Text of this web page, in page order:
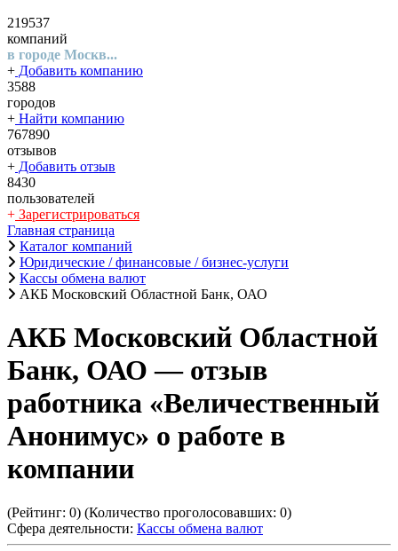
219537
компаний
в городе Москв...
+ Добавить компанию
3588
городов
+ Найти компанию
767890
отзывов
+ Добавить отзыв
8430
пользователей
+ Зарегистрироваться
Главная страница
Каталог компаний
Юридические / финансовые / бизнес-услуги
Кассы обмена валют
АКБ Московский Областной Банк, ОАО
АКБ Московский Областной
Банк, ОАО — отзыв
работника «Величественный
Анонимус» о работе в
компании
(Рейтинг: 0) (Количество проголосовавших: 0)
Сфера деятельности: Кассы обмена валют